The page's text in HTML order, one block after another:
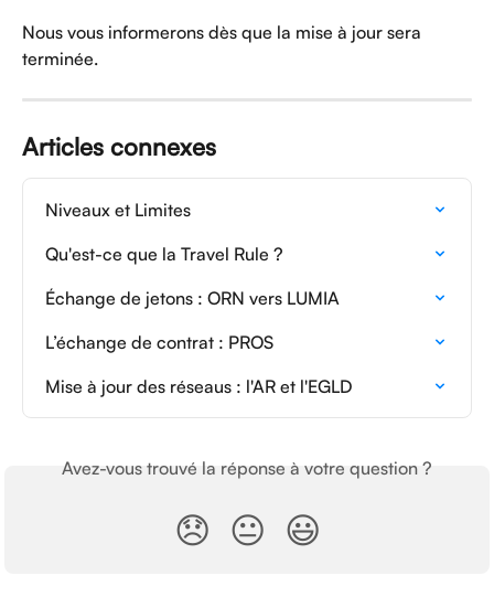
Nous vous informerons dès que la mise à jour sera
terminée.
Articles connexes
Niveaux et Limites
Qu'est-ce que la Travel Rule ?
Échange de jetons : ORN vers LUMIA
L’échange de contrat : PROS
Mise à jour des réseaus : l'AR et l'EGLD
Avez-vous trouvé la réponse à votre question ?
😞 😐 😃